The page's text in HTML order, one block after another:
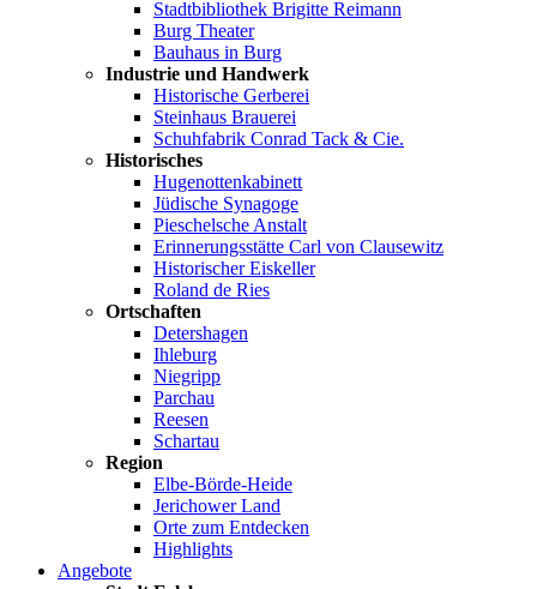
Stadtbibliothek Brigitte Reimann
Burg Theater
Bauhaus in Burg
Industrie und Handwerk
Historische Gerberei
Steinhaus Brauerei
Schuhfabrik Conrad Tack & Cie.
Historisches
Hugenottenkabinett
Jüdische Synagoge
Pieschelsche Anstalt
Erinnerungsstätte Carl von Clausewitz
Historischer Eiskeller
Roland de Ries
Ortschaften
Detershagen
Ihleburg
Niegripp
Parchau
Reesen
Schartau
Region
Elbe-Börde-Heide
Jerichower Land
Orte zum Entdecken
Highlights
Angebote